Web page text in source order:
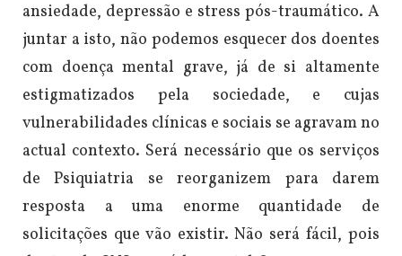
ansiedade, depressão e stress pós-traumático. A
juntar a isto, não podemos esquecer dos doentes
com doença mental grave, já de si altamente
estigmatizados pela sociedade, e cujas
vulnerabilidades clínicas e sociais se agravam no
actual contexto. Será necessário que os serviços
de Psiquiatria se reorganizem para darem
resposta a uma enorme quantidade de
solicitações que vão existir. Não será fácil, pois